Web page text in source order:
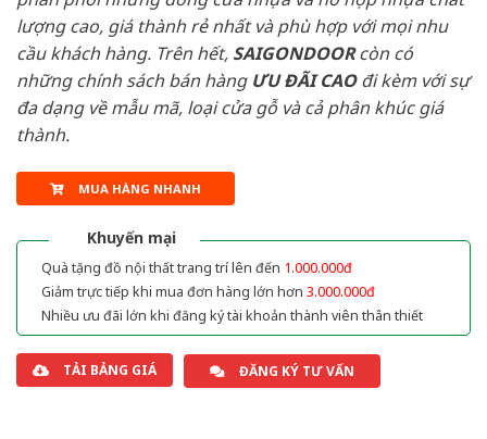
lượng cao, giá thành rẻ nhất và phù hợp với mọi nhu
cầu khách hàng. Trên hết, SAIGONDOORcòn có
những chính sách bán hàng ƯU ĐÃI CAOđi kèm với sự
đa dạng về mẫu mã, loại cửa gỗ và cả phân khúc giá
thành.
MUA HÀNG NHANH
Khuyến mại
Quà tặng đồ nội thất trang trí lên đến 1.000.000đ
Giảm trực tiếp khi mua đơn hàng lớn hơn 3.000.000đ
Nhiều ưu đãi lớn khi đăng ký tài khoản thành viên thân thiết
TẢI BẢNG GIÁ ĐĂNG KÝ TƯ VẤN